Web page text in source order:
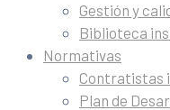
Gestión y
Biblioteca
Normativas
Contratistas
Plan de